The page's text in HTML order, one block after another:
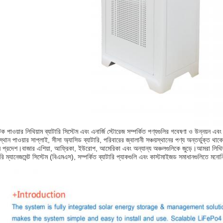
পাওয়ার লিথিয়াম ব্যাটারি সিস্টেম এবং এনার্জি স্টোরেজ সম্পর্কিত পণ্যগুলির গবেষণা ও উন্নয়ন
পাওয়ার সাপ্লাই, সীসা অ্যাসিড ব্যাটারি, পরিবারের জ্বালানী সঞ্চয়স্থানের পণ্য অন্তর্ভুক্ত
প্রদেশ।বাজার এশিয়া, আফ্রিকা, ইউরোপ, আমেরিকা এবং অন্যান্য অঞ্চলগুলিকে জুড়ে।আমরা
ম্যানেজমেন্ট সিস্টেম (বিএমএস), সম্পর্কিত ব্যাটারি প্যাকগুলি এবং কাস্টমাইজড সমাধানগুলিতে